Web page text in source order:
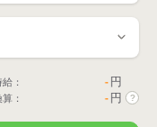
： - 円
： - 円 ?